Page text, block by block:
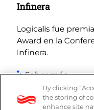
Infinera
Logicalis fue
Award en la
Infinera.
Saber más
By clicking
the storing of
enhance site